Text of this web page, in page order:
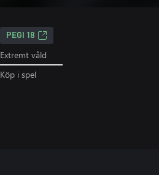
PEGI 18
Extremt våld
Köp i spel